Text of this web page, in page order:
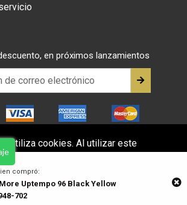
en próximos lanzamientos
© 2026,
compró:
Uptempo 96 Black Yellow
702
utiliza cookies. Al utilizar este
nuestro uso de estas cookies.
visitanos